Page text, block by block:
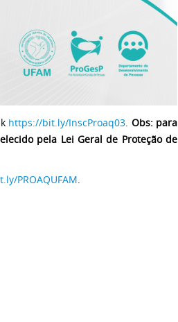
https://bit.ly/InscProaq03. Obs: para
pela Lei Geral de Proteção de
PROAQUFAM.